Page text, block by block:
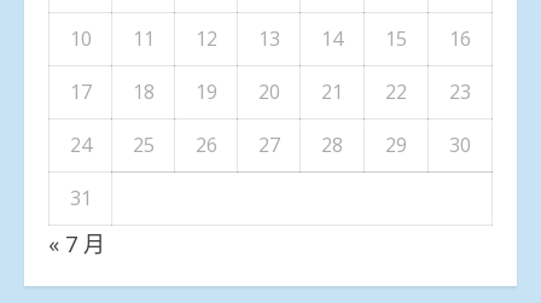
10
11 12 13 14 15
16
17
18 19 20 21 22
23
24
25 26 27 28 29
30
31
« 7 月